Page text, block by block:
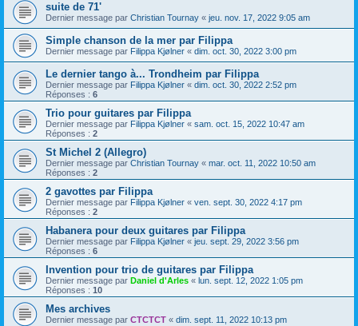
suite de 71'
Dernier message par Christian Tournay « jeu. nov. 17, 2022 9:05 am
Simple chanson de la mer par Filippa
Dernier message par Filippa Kjølner « dim. oct. 30, 2022 3:00 pm
Le dernier tango à... Trondheim par Filippa
Dernier message par Filippa Kjølner « dim. oct. 30, 2022 2:52 pm
Réponses : 6
Trio pour guitares par Filippa
Dernier message par Filippa Kjølner « sam. oct. 15, 2022 10:47 am
Réponses : 2
St Michel 2 (Allegro)
Dernier message par Christian Tournay « mar. oct. 11, 2022 10:50 am
Réponses : 2
2 gavottes par Filippa
Dernier message par Filippa Kjølner « ven. sept. 30, 2022 4:17 pm
Réponses : 2
Habanera pour deux guitares par Filippa
Dernier message par Filippa Kjølner « jeu. sept. 29, 2022 3:56 pm
Réponses : 6
Invention pour trio de guitares par Filippa
Dernier message par Daniel d'Arles « lun. sept. 12, 2022 1:05 pm
Réponses : 10
Mes archives
Dernier message par CTCTCT « dim. sept. 11, 2022 10:13 pm